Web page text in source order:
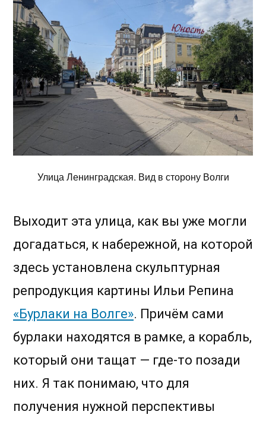
Улица Ленинградская. Вид в сторону Волги
Выходит эта улица, как вы уже могли
догадаться, к набережной, на которой
здесь установлена скульптурная
репродукция картины Ильи Репина
«Бурлаки на Волге». Причём сами
бурлаки находятся в рамке, а корабль,
который они тащат — где-то позади
них. Я так понимаю, что для
получения нужной перспективы